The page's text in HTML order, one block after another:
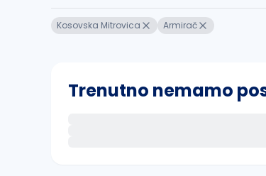
Kosovska Mitrovica Armirač
Trenutno nemamo